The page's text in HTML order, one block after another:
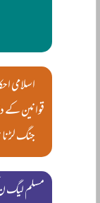
اسلامی
قوانین کے
جنگ
مسلم لیگ